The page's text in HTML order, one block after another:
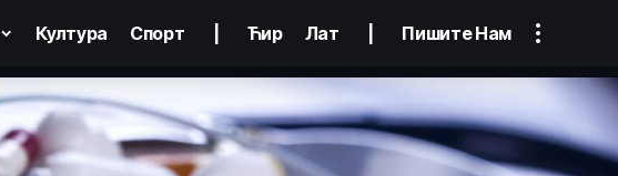
Култура Спорт Ћир Лат Пишите Нам